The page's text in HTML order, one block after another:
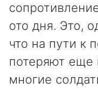
ото дня. Это,
что на пути к
потеряют
многие